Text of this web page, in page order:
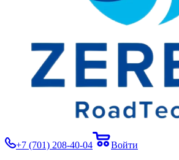
+7 (701) 208-40-04
Войти